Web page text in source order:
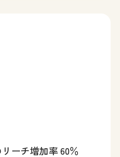
ーチ増加率 60％